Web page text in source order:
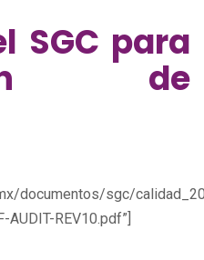
SGC para
de
documentos/sgc/
REV10.pdf”]